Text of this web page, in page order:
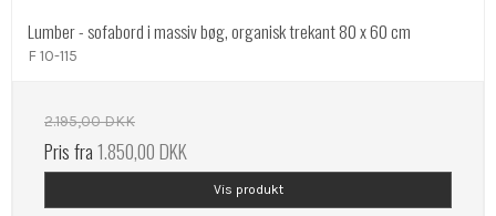
Lumber - sofabord i massiv bøg, organisk trekant 80 x 60 cm
F 10-115
2.195,00 DKK
Pris fra1.850,00 DKK
Vis produkt